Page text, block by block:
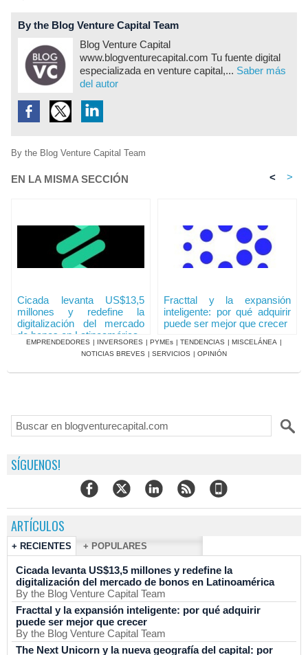
By the Blog Venture Capital Team
Blog Venture Capital
www.blogventurecapital.com Tu fuente digital
especializada en venture capital,... Saber más
del autor
By the Blog Venture Capital Team
EN LA MISMA SECCIÓN < >
Cicada levanta US$13,5
millones y redefine la
digitalización del mercado
de bonos en Latinoamérica
Fracttal y la expansión
inteligente: por qué adquirir
puede ser mejor que crecer
EMPRENDEDORES | INVERSORES | PYMEs | TENDENCIAS | MISCELÁNEA |
NOTICIAS BREVES | SERVICIOS | OPINIÓN
SÍGUENOS!
ARTÍCULOS
+ RECIENTES + POPULARES
Cicada levanta US$13,5 millones y redefine la
digitalización del mercado de bonos en Latinoamérica
By the Blog Venture Capital Team
Fracttal y la expansión inteligente: por qué adquirir
puede ser mejor que crecer
By the Blog Venture Capital Team
The Next Unicorn y la nueva geografía del capital: por